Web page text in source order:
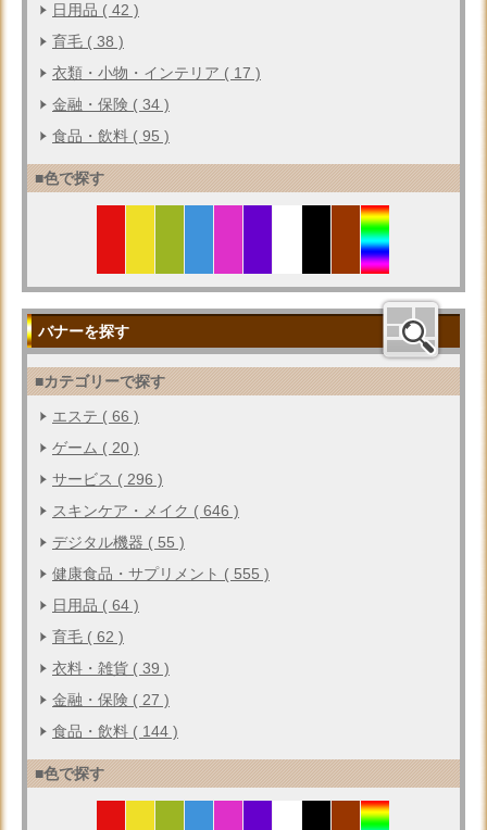
日用品 ( 42 )
育毛 ( 38 )
衣類・小物・インテリア ( 17 )
金融・保険 ( 34 )
食品・飲料 ( 95 )
■色で探す
バナーを探す
■カテゴリーで探す
エステ ( 66 )
ゲーム ( 20 )
サービス ( 296 )
スキンケア・メイク ( 646 )
デジタル機器 ( 55 )
健康食品・サプリメント ( 555 )
日用品 ( 64 )
育毛 ( 62 )
衣料・雑貨 ( 39 )
金融・保険 ( 27 )
食品・飲料 ( 144 )
■色で探す